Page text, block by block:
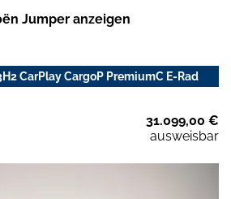
Jumper anzeigen
CarPlay CargoP PremiumC E-Rad
31.099,00 €
ausweisbar